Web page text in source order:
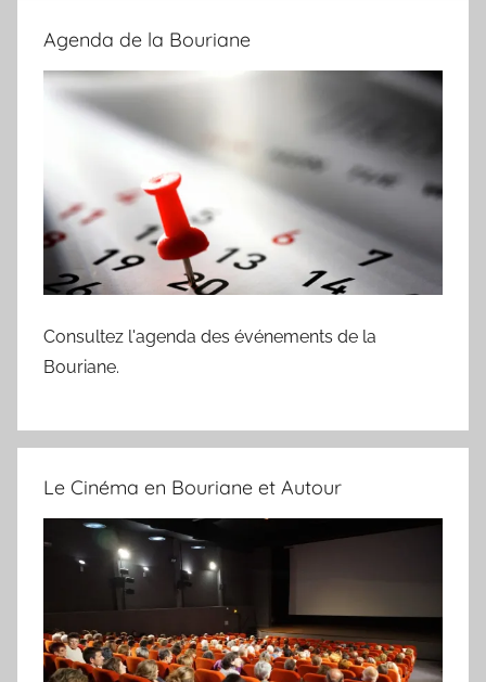
Agenda de la Bouriane
Consultez l'agenda des événements de la
Bouriane.
Le Cinéma en Bouriane et Autour